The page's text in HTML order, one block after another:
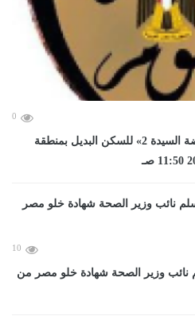
0
رئيس الوزراء يتفقد مشروع «روضة السيدة 2» للسكن البديل بمنطقة
10
نائب وزير الصحة شهادة خلو مصر من